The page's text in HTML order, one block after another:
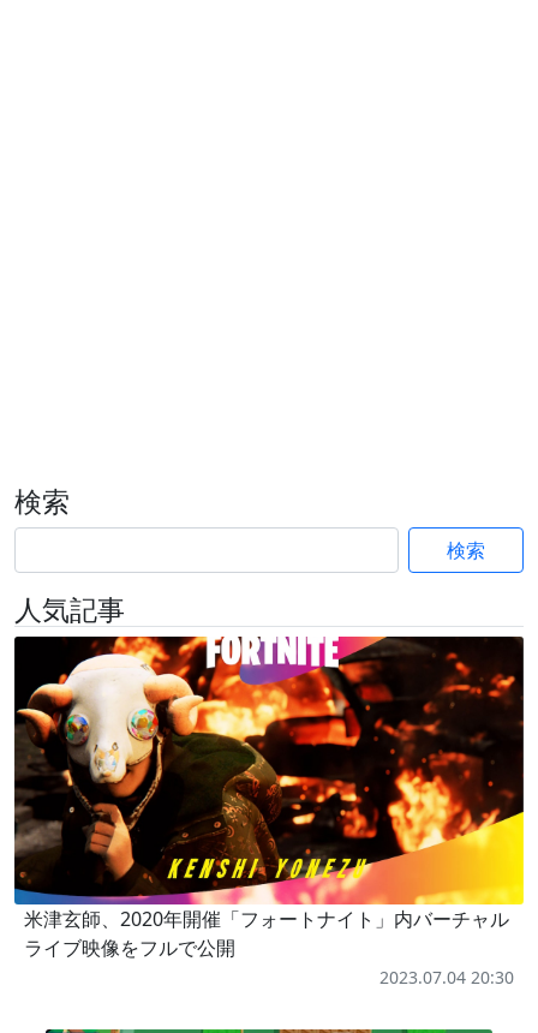
検索
検索
人気記事
米津玄師、2020年開催「フォートナイト」内バーチャル
ライブ映像をフルで公開
2023.07.04 20:30